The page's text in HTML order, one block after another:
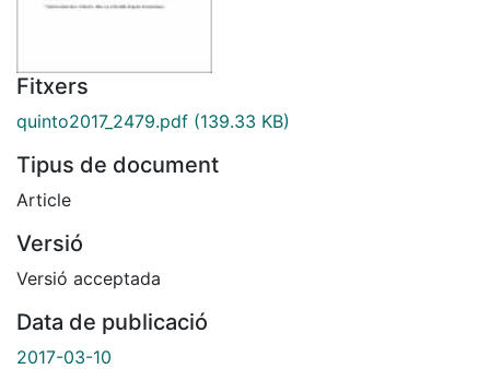
Fitxers
quinto2017_2479.pdf (139.33 KB)
Tipus de document
Article
Versió
Versió acceptada
Data de publicació
2017-03-10